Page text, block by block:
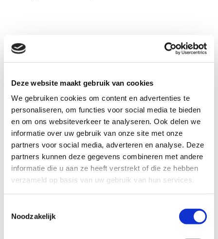
Deze website maakt gebruik van cookies
We gebruiken cookies om content en advertenties te
personaliseren, om functies voor social media te bieden
en om ons websiteverkeer te analyseren. Ook delen we
informatie over uw gebruik van onze site met onze
partners voor social media, adverteren en analyse. Deze
partners kunnen deze gegevens combineren met andere
informatie die u aan ze heeft verstrekt of die ze hebben
verzameld op basis van uw gebruik van hun services.
Noodzakelijk